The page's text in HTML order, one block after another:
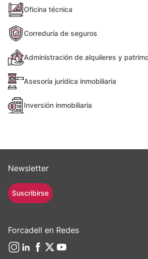
Oficina técnica
Correduría de seguros
Administración de alquileres y
Asesoría jurídica inmobiliaria
Inversión inmobiliaria
Newsletter
Suscribirse
Forcadell en Redes